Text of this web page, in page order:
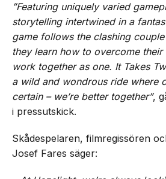
”‌Featuring‌ ‌uniquely‌ ‌varied‌
‌storytelling‌ ‌intertwined‌ ‌in‌ ‌a‌
‌game‌ ‌follows‌ ‌‌the‌ ‌clashing‌
‌they‌ ‌learn‌ ‌how‌ ‌to‌ ‌overcome‌
‌work‌ ‌together‌ ‌as‌ ‌one.‌ ‌‌It‌ ‌Takes‌
‌a‌ ‌wild‌ ‌and‌ ‌wondrous‌ ‌ride‌ ‌where‌
‌certain‌ ‌–‌ ‌we’re‌ ‌better‌ ‌together”,
i pressutskick.
Skådespelaren, filmregissören
Josef Fares säger: